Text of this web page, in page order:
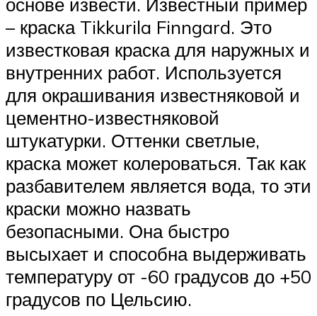
основе извести. Известный пример
– краска Tikkurila Finngard. Это
известковая краска для наружных и
внутренних работ. Используется
для окрашивания известняковой и
цементно-известняковой
штукатурки. Оттенки светлые,
краска может колероваться. Так как
разбавителем является вода, то эти
краски можно назвать
безопасными. Она быстро
высыхает и способна выдерживать
температуру от -60 градусов до +50
градусов по Цельсию.